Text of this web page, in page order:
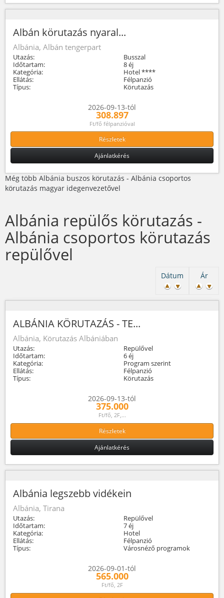
Albán körutazás nyaral...
Albánia, Albán tengerpart
Utazás:
Busszal
Időtartam:
8 éj
Kategória:
Hotel ****
Ellátás:
Félpanzió
Típus:
Körutazás
2026-09-13-tól
308.897
Ft/fő félpanzióval
Részletek
Ajánlatkérés
Még több Albánia buszos körutazás - Albánia csoportos
körutazás magyar idegenvezetővel
Albánia repülős körutazás -
Albánia csoportos körutazás
repülővel
Ár
Dátum
ALBÁNIA KÖRUTAZÁS - TE...
Albánia, Körutazás Albániában
Utazás:
Repülővel
Időtartam:
6 éj
Kategória:
Program szerint
Ellátás:
Félpanzió
Típus:
Körutazás
2026-09-13-tól
375.000
Ft/fő, 2F,...
Részletek
Ajánlatkérés
Albánia legszebb vidékein
Albánia, Tirana
Utazás:
Repülővel
Időtartam:
7 éj
Kategória:
Hotel
Ellátás:
Félpanzió
Típus:
Városnéző programok
2026-09-01-tól
565.000
Ft/fő, 2F